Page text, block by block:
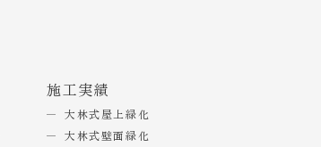
施工実績
大林式屋上緑化
大林式壁面緑化